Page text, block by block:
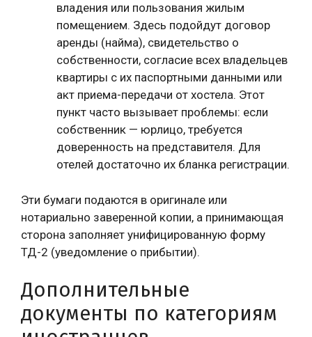
владения или пользования жилым
помещением. Здесь подойдут договор
аренды (найма), свидетельство о
собственности, согласие всех владельцев
квартиры с их паспортными данными или
акт приема-передачи от хостела. Этот
пункт часто вызывает проблемы: если
собственник — юрлицо, требуется
доверенность на представителя. Для
отелей достаточно их бланка регистрации.
Эти бумаги подаются в оригинале или
нотариально заверенной копии, а принимающая
сторона заполняет унифицированную форму
ТД-2 (уведомление о прибытии).
Дополнительные
документы по категориям